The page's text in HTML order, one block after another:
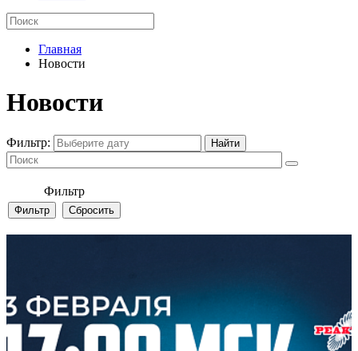
Главная
Новости
Новости
Фильтр:
Фильтр